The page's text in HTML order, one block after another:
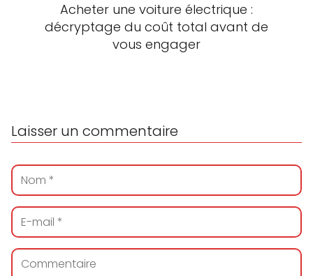
Acheter une voiture électrique :
décryptage du coût total avant de
vous engager
Laisser un commentaire